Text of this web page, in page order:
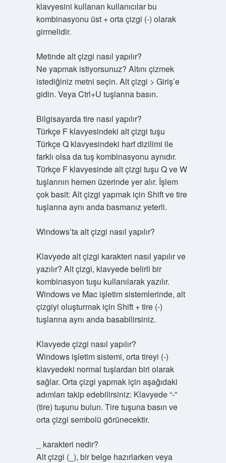
klavyesini kullanan kullanıcılar bu
kombinasyonu üst + orta çizgi (-) olarak
girmelidir.
Metinde alt çizgi nasıl yapılır?
Ne yapmak istiyorsunuz? Altını çizmek
istediğiniz metni seçin. Alt çizgi > Giriş’e
gidin. Veya Ctrl+U tuşlarına basın.
Bilgisayarda tire nasıl yapılır?
Türkçe F klavyesindeki alt çizgi tuşu
Türkçe Q klavyesindeki harf dizilimi ile
farklı olsa da tuş kombinasyonu aynıdır.
Türkçe F klavyesinde alt çizgi tuşu Q ve W
tuşlarının hemen üzerinde yer alır. İşlem
çok basit: Alt çizgi yapmak için Shift ve tire
tuşlarına aynı anda basmanız yeterli.
Windows’ta alt çizgi nasıl yapılır?
Klavyede alt çizgi karakteri nasıl yapılır ve
yazılır? Alt çizgi, klavyede belirli bir
kombinasyon tuşu kullanılarak yazılır.
Windows ve Mac işletim sistemlerinde, alt
çizgiyi oluşturmak için Shift + tire (-)
tuşlarına aynı anda basabilirsiniz.
Klavyede çizgi nasıl yapılır?
Windows işletim sistemi, orta tireyi (-)
klavyedeki normal tuşlardan biri olarak
sağlar. Orta çizgi yapmak için aşağıdaki
adımları takip edebilirsiniz: Klavyede “-”
(tire) tuşunu bulun. Tire tuşuna basın ve
orta çizgi sembolü görünecektir.
_ karakteri nedir?
Alt çizgi (_), bir belge hazırlarken veya